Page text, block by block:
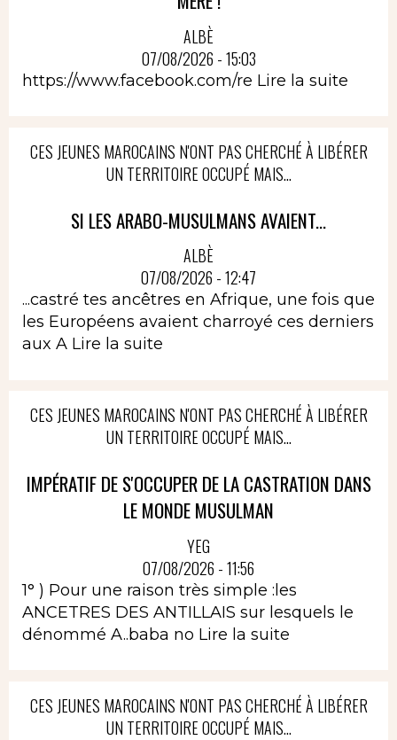
ALBÈ
07/08/2026 - 15:03
https://www.facebook.com/re Lire la suite
CES JEUNES MAROCAINS N'ONT PAS CHERCHÉ À LIBÉRER
UN TERRITOIRE OCCUPÉ MAIS...
SI LES ARABO-MUSULMANS AVAIENT...
ALBÈ
07/08/2026 - 12:47
...castré tes ancêtres en Afrique, une fois que
les Européens avaient charroyé ces derniers
aux A Lire la suite
CES JEUNES MAROCAINS N'ONT PAS CHERCHÉ À LIBÉRER
UN TERRITOIRE OCCUPÉ MAIS...
IMPÉRATIF DE S'OCCUPER DE LA CASTRATION DANS
LE MONDE MUSULMAN
YEG
07/08/2026 - 11:56
1° ) Pour une raison très simple :les
ANCETRES DES ANTILLAIS sur lesquels le
dénommé A..baba no Lire la suite
CES JEUNES MAROCAINS N'ONT PAS CHERCHÉ À LIBÉRER
UN TERRITOIRE OCCUPÉ MAIS...